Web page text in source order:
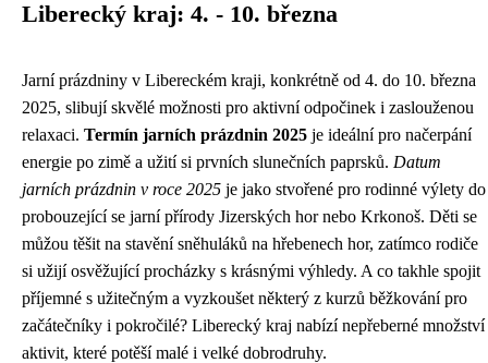
Liberecký kraj: 4. - 10. března
Jarní prázdniny v Libereckém kraji, konkrétně od 4. do 10. března
2025, slibují skvělé možnosti pro aktivní odpočinek i zaslouženou
relaxaci. Termín jarních prázdnin 2025 je ideální pro načerpání
energie po zimě a užití si prvních slunečních paprsků. Datum
jarních prázdnin v roce 2025 je jako stvořené pro rodinné výlety do
probouzející se jarní přírody Jizerských hor nebo Krkonoš. Děti se
můžou těšit na stavění sněhuláků na hřebenech hor, zatímco rodiče
si užijí osvěžující procházky s krásnými výhledy. A co takhle spojit
příjemné s užitečným a vyzkoušet některý z kurzů běžkování pro
začátečníky i pokročilé? Liberecký kraj nabízí nepřeberné množství
aktivit, které potěší malé i velké dobrodruhy.